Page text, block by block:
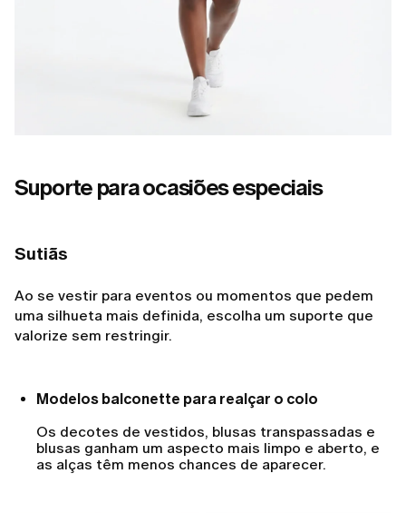
Suporte para ocasiões especiais
Sutiãs
Ao se vestir para eventos ou momentos que pedem
uma silhueta mais definida, escolha um suporte que
valorize sem restringir.
Modelos balconette para realçar o colo
Os decotes de vestidos, blusas transpassadas e
blusas ganham um aspecto mais limpo e aberto, e
as alças têm menos chances de aparecer.